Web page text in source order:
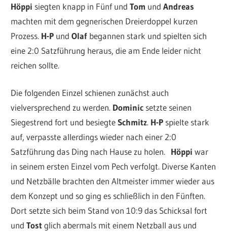
Höppi siegten knapp in Fünf undTom undAndreas
machten mit dem gegnerischen Dreierdoppel kurzen
Prozess. H-P undOlaf begannen stark und spielten sich
eine 2:0 Satzführung heraus, die am Ende leider nicht
reichen sollte.
Die folgenden Einzel schienen zunächst auch
vielversprechend zu werden. Dominic setzte seinen
Siegestrend fort und besiegteSchmitz. H-P spielte stark
auf, verpasste allerdings wieder nach einer 2:0
Satzführung das Ding nach Hause zu holen. Höppiwar
in seinem ersten Einzel vom Pech verfolgt. Diverse Kanten
und Netzbälle brachten den Altmeister immer wieder aus
dem Konzept und so ging es schließlich in den Fünften.
Dort setzte sich beim Stand von 10:9 das Schicksal fort
undTostglich abermals mit einem Netzball aus und